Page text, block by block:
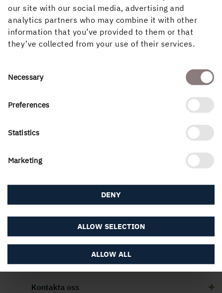
our site with our social media, advertising and
analytics partners who may combine it with other
information that you’ve provided to them or that
they’ve collected from your use of their services.
Consent
Necessary
Preferences
Statistics
Marketing
ALLOW ALL
ALLOW SELECTION
DENY
schackrutehuggning, som är en
form av luckhuggning.
med ett stort platt
kraftiga käkar.
23 oktober, 2025
Om Holmen Skog
Kontakta oss